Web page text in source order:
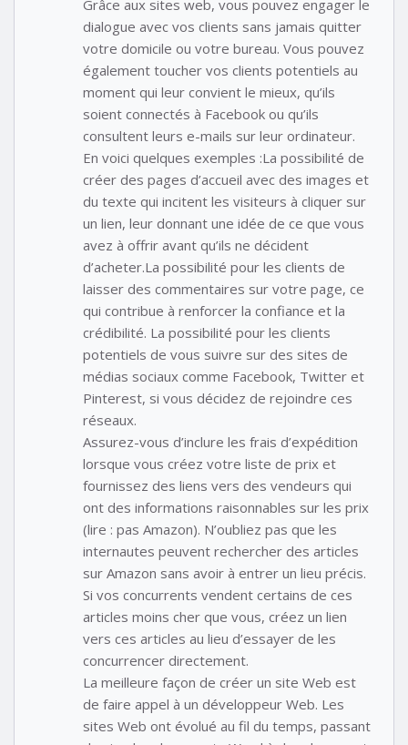
Grâce aux sites web, vous pouvez engager le
dialogue avec vos clients sans jamais quitter
votre domicile ou votre bureau. Vous pouvez
également toucher vos clients potentiels au
moment qui leur convient le mieux, qu’ils
soient connectés à Facebook ou qu’ils
consultent leurs e-mails sur leur ordinateur.
En voici quelques exemples :La possibilité de
créer des pages d’accueil avec des images et
du texte qui incitent les visiteurs à cliquer sur
un lien, leur donnant une idée de ce que vous
avez à offrir avant qu’ils ne décident
d’acheter.La possibilité pour les clients de
laisser des commentaires sur votre page, ce
qui contribue à renforcer la confiance et la
crédibilité. La possibilité pour les clients
potentiels de vous suivre sur des sites de
médias sociaux comme Facebook, Twitter et
Pinterest, si vous décidez de rejoindre ces
réseaux.
Assurez-vous d’inclure les frais d’expédition
lorsque vous créez votre liste de prix et
fournissez des liens vers des vendeurs qui
ont des informations raisonnables sur les prix
(lire : pas Amazon). N’oubliez pas que les
internautes peuvent rechercher des articles
sur Amazon sans avoir à entrer un lieu précis.
Si vos concurrents vendent certains de ces
articles moins cher que vous, créez un lien
vers ces articles au lieu d’essayer de les
concurrencer directement.
La meilleure façon de créer un site Web est
de faire appel à un développeur Web. Les
sites Web ont évolué au fil du temps, passant